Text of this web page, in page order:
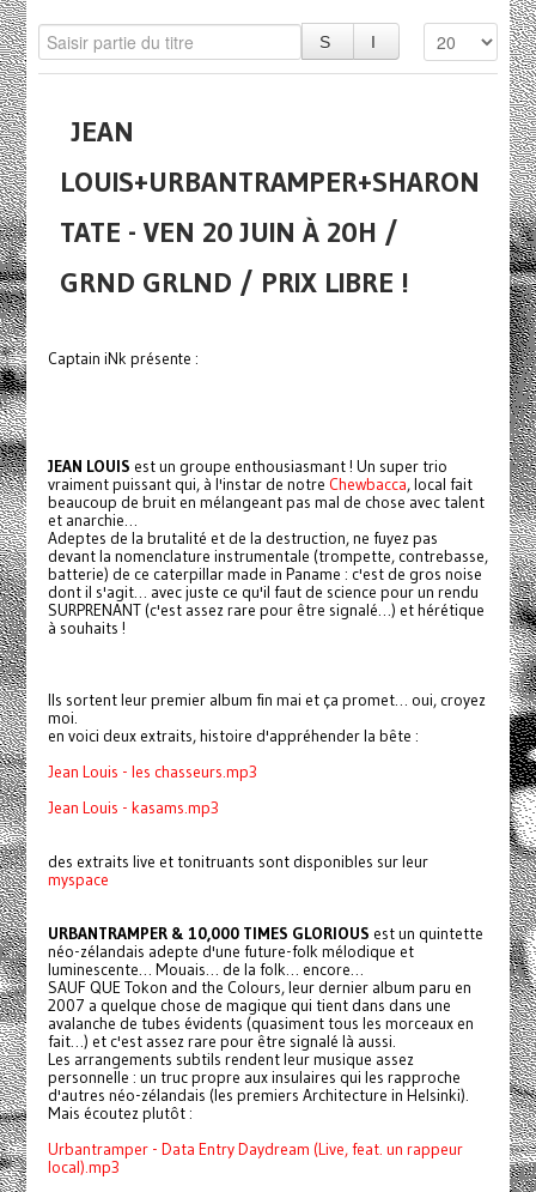
JEAN
LOUIS+URBANTRAMPER+SHARON
TATE - VEN 20 JUIN À 20H /
GRND GRLND / PRIX LIBRE !
Captain iNk présente :
JEAN LOUIS est un groupe enthousiasmant ! Un super trio
vraiment puissant qui, à l'instar de notre Chewbacca, local fait
beaucoup de bruit en mélangeant pas mal de chose avec talent
et anarchie…
Adeptes de la brutalité et de la destruction, ne fuyez pas
devant la nomenclature instrumentale (trompette, contrebasse,
batterie) de ce caterpillar made in Paname : c'est de gros noise
dont il s'agit… avec juste ce qu'il faut de science pour un rendu
SURPRENANT (c'est assez rare pour être signalé…) et hérétique
à souhaits !
Ils sortent leur premier album fin mai et ça promet… oui, croyez
moi.
en voici deux extraits, histoire d'appréhender la bête :
Jean Louis - les chasseurs.mp3
Jean Louis - kasams.mp3
des extraits live et tonitruants sont disponibles sur leur
myspace
URBANTRAMPER & 10,000 TIMES GLORIOUS est un quintette
néo-zélandais adepte d'une future-folk mélodique et
luminescente… Mouais… de la folk… encore…
SAUF QUE Tokon and the Colours, leur dernier album paru en
2007 a quelque chose de magique qui tient dans dans une
avalanche de tubes évidents (quasiment tous les morceaux en
fait…) et c'est assez rare pour être signalé là aussi.
Les arrangements subtils rendent leur musique assez
personnelle : un truc propre aux insulaires qui les rapproche
d'autres néo-zélandais (les premiers Architecture in Helsinki).
Mais écoutez plutôt :
Urbantramper - Data Entry Daydream (Live, feat. un rappeur
local).mp3